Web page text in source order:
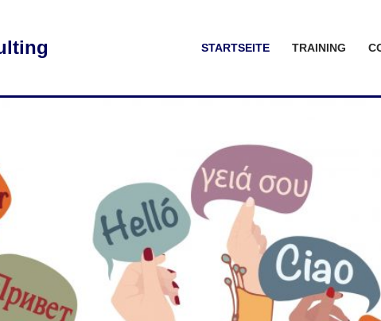
STARTSEITE TRAINING